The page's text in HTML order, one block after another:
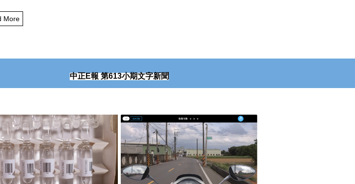
More
中正E報 第613小期文字新聞